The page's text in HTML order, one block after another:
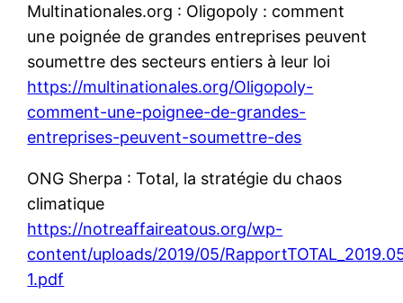
Multinationales.org : Oligopoly : comment
une poignée de grandes entreprises peuvent
soumettre des secteurs entiers à leur loi
https://multinationales.org/Oligopoly-
comment-une-poignee-de-grandes-
entreprises-peuvent-soumettre-des
ONG Sherpa : Total, la stratégie du chaos
climatique
https://notreaffaireatous.org/wp-
content/uploads/2019/05/
1.pdf